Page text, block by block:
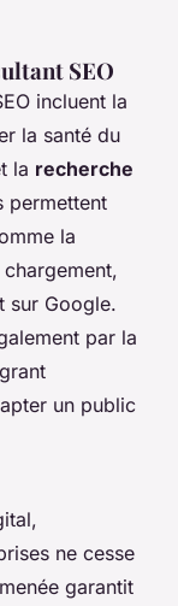
SEO
incluent la
la santé du
la recherche
permettent
la
sur Google.
par la
un public
ne cesse
garantit